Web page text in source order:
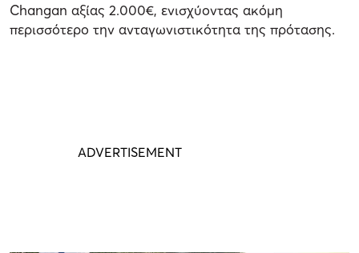
Changan αξίας 2.000€, ενισχύοντας ακόμη
περισσότερο την ανταγωνιστικότητα της πρότασης.